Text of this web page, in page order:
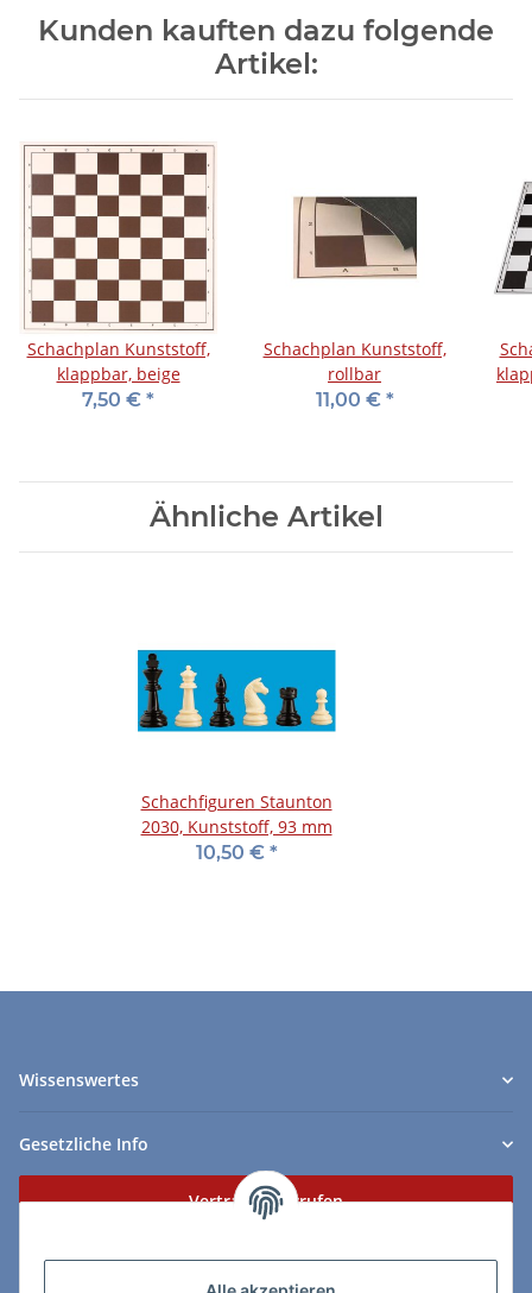
Kunden kauften dazu folgende
Artikel:
Schachplan Kunststoff,
klappbar, beige
7,50 € *
Schachplan Kunststoff,
rollbar
11,00 € *
Ähnliche Artikel
Schachfiguren Staunton
2030, Kunststoff, 93 mm
10,50 € *
Wissenswertes
Gesetzliche Info
Vertrag widerrufen